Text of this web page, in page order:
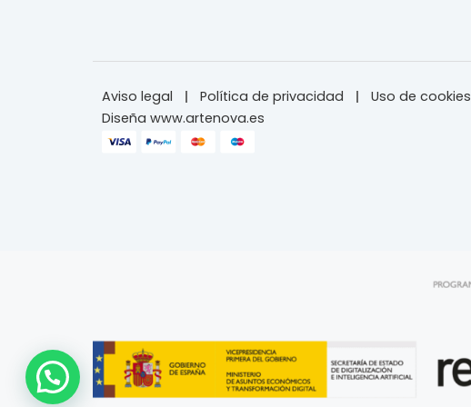
Aviso legal Política de privacidad
Uso de cookies
Diseña www.artenova.es